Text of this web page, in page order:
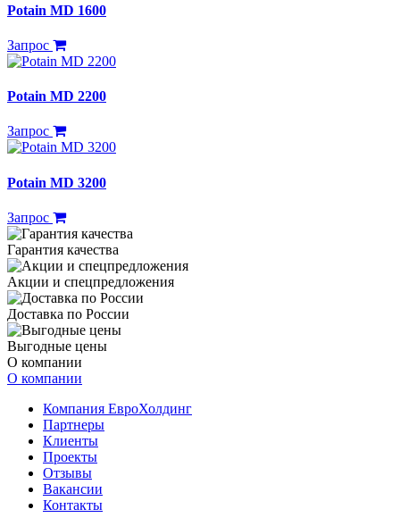
Potain MD 1600
Запрос
Potain MD 2200
Запрос
Potain MD 3200
Запрос
Гарантия качества
Акции и спецпредложения
Доставка по России
Выгодные цены
О компании
О компании
Компания ЕвроХолдинг
Партнеры
Клиенты
Проекты
Отзывы
Вакансии
Контакты